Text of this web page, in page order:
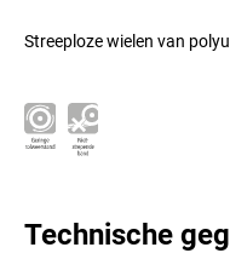
Streeploze wielen van
Technische